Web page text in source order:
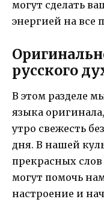
могут сделать
энергией на все
русского
В этом разделе
языка
утро свежесть
дня. В нашей
прекрасных
могут помочь
настроение и